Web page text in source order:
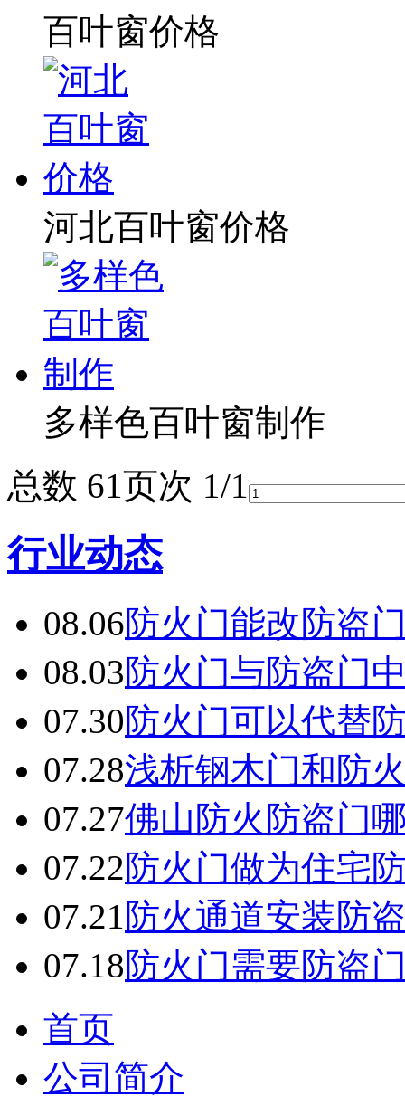
百叶窗价格
河北百叶窗价格
多样色百叶窗制作
总数 61页次 1/1
行业动态
08.06防火门能改防盗
08.03防火门与防盗门
07.30防火门可以代替
07.28浅析钢木门和防
07.27佛山防火防盗门
07.22防火门做为住宅
07.21 防火通道安装防
07.18防火门需要防盗
首页
公司简介